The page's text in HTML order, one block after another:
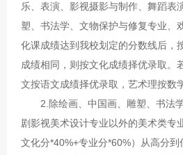
乐、表演、影视摄影与制作、舞蹈表
塑、书法学、文物保护与修复专业、
化课成绩达到我校划定的分数线后，
成绩相同，则按文化成绩择优录取。
文按语文成绩择优录取，艺术理按数
2.除绘画、中国画、雕塑、书法
剧影视美术设计专业以外的美术类专
文化分*40%+专业分*60%）从高分